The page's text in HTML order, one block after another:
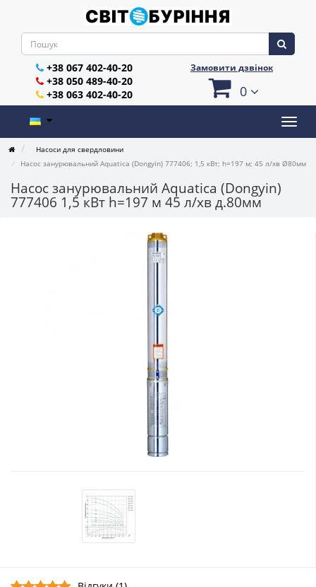
+38 067 402-40-20
+38 050 489-40-20
+38 063 402-40-20
Замовити дзвінок
0
Насоси для свердловини
Насос занурювальний Aquatica (Dongyin) 777406; 1,5 кВт; h=197 м; 45 л/хв Ø80мм
Насос занурювальний Aquatica (Dongyin)
777406 1,5 кВт h=197 м 45 л/хв д.80мм